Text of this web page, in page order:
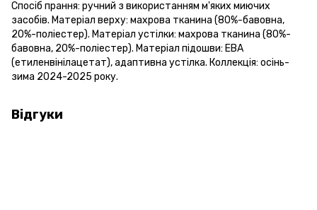
Спосіб прання: ручний з використанням м'яких миючих
засобів. Матеріал верху: махрова тканина (80%-бавовна,
20%-поліестер). Матеріал устілки: махрова тканина (80%-
бавовна, 20%-поліестер). Матеріал підошви: ЕВА
(етиленвінілацетат), адаптивна устілка. Коллекція: осінь-
зима 2024-2025 року.
Відгуки